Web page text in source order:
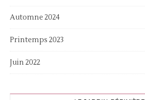
Automne 2024
Printemps 2023
Juin 2022